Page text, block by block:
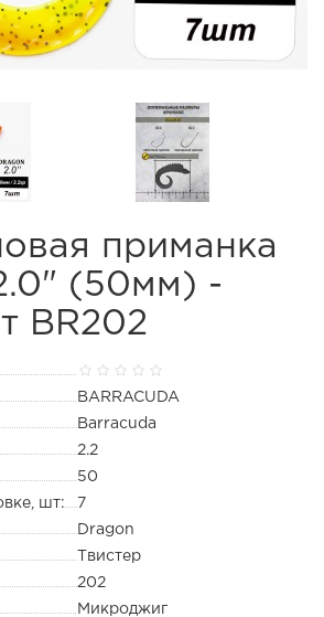
приманка
(50мм) -
BR202
BARRACUDA
Barracuda
2.2
50
шт:
7
Dragon
Твистер
202
Микроджиг